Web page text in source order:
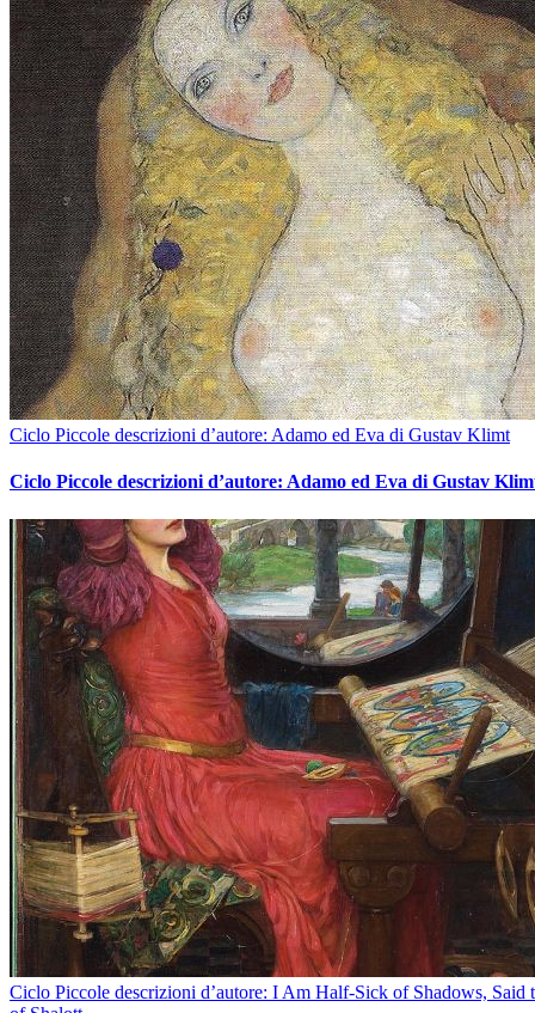
Ciclo Piccole descrizioni d’autore: Adamo ed Eva di Gustav Klimt
Ciclo Piccole descrizioni d’autore: Adamo ed Eva di Gustav
Ciclo Piccole descrizioni d’autore: I Am Half-Sick of Shadows, Said